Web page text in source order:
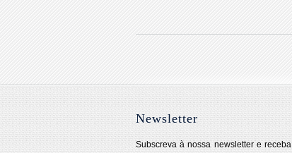
Newsletter
Subscreva à nossa newsletter e receba